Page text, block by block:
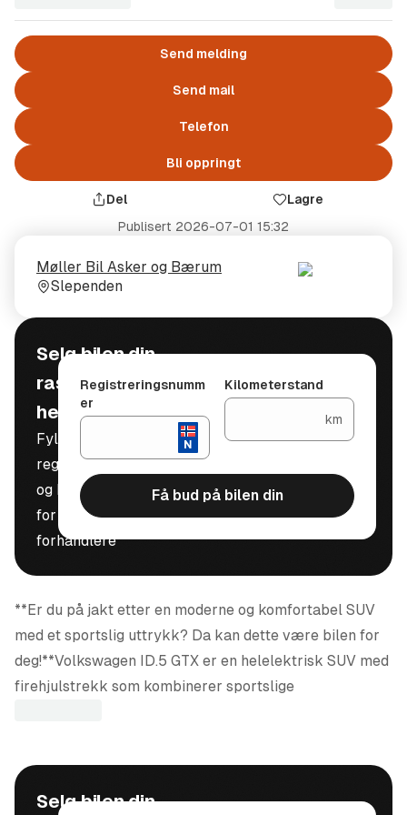
Send melding
Send mail
Telefon
Bli oppringt
Del
Lagre
Publisert 2026-07-01 15:32
Selger
Møller Bil Asker og Bærum
Selgerens
plass
Slependen
Selg bilen din
raskt, trygt og
helt gratis
Fyll inn
registreringsnummer
og kilometerstand
for å motta bud fra
forhandlere
Registreringsnumm
er
Kilometerstand
km
Få bud på bilen din
**Er du på jakt etter en moderne og komfortabel SUV
med et sportslig uttrykk? Da kan dette være bilen for
deg!**Volkswagen ID.5 GTX er en helelektrisk SUV med
firehjulstrekk som kombinerer sportslige
Asker og Bærum og har hatt serviceettersyn ved
27.528 km på autorisert merkeverksted, i henhold til
Selg bilen din